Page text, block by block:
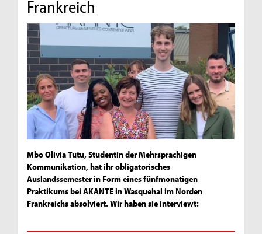
Frankreich
Mbo Olivia Tutu, Studentin der Mehrsprachigen
Kommunikation, hat ihr obligatorisches
Auslandssemester in Form eines fünfmonatigen
Praktikums bei AKANTE in Wasquehal im Norden
Frankreichs absolviert. Wir haben sie interviewt: